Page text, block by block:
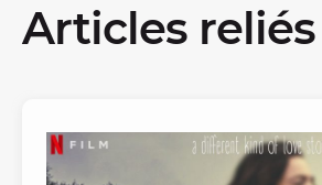
Articles reliés